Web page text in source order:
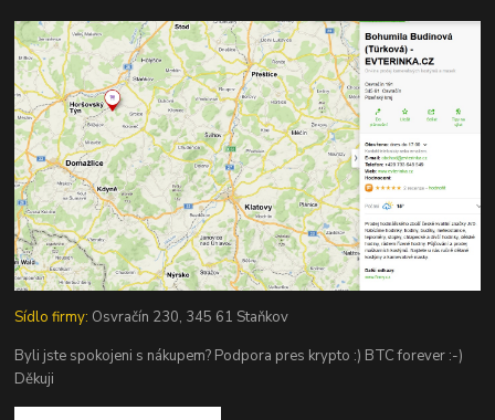
Sídlo firmy: Osvračín 230, 345 61 Staňkov
Byli jste spokojeni s nákupem? Podpora pres krypto :) BTC forever :-)
Děkuji